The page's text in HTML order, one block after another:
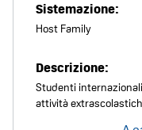
Sistemazione:
Host Family
Descrizione:
Studenti
attività